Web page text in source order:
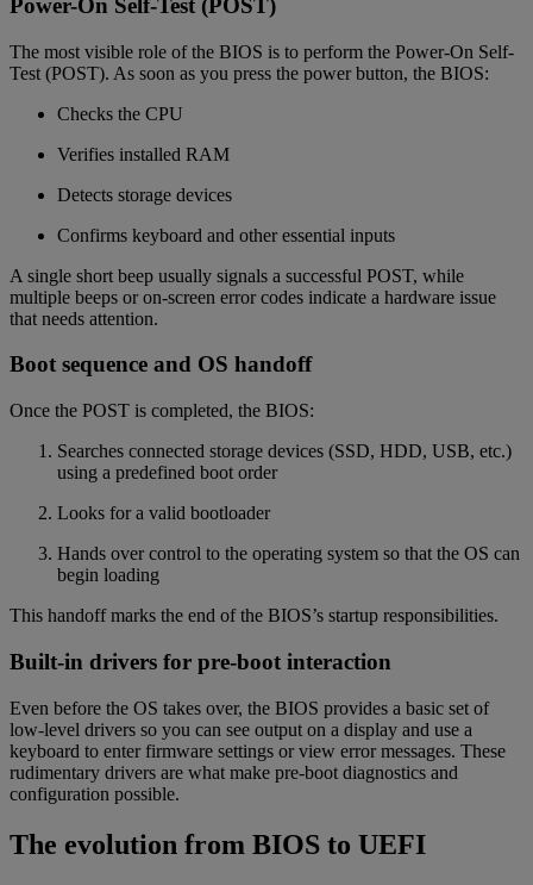
Power-On Self-Test (POST)
The most visible role of the BIOS is to perform the Power-On Self-
Test (POST). As soon as you press the power button, the BIOS:
Checks the CPU
Verifies installed RAM
Detects storage devices
Confirms keyboard and other essential inputs
A single short beep usually signals a successful POST, while
multiple beeps or on-screen error codes indicate a hardware issue
that needs attention.
Boot sequence and OS handoff
Once the POST is completed, the BIOS:
Searches connected storage devices (SSD, HDD, USB, etc.)
using a predefined boot order
Looks for a valid bootloader
Hands over control to the operating system so that the OS can
begin loading
This handoff marks the end of the BIOS’s startup responsibilities.
Built-in drivers for pre-boot interaction
Even before the OS takes over, the BIOS provides a basic set of
low-level drivers so you can see output on a display and use a
keyboard to enter firmware settings or view error messages. These
rudimentary drivers are what make pre-boot diagnostics and
configuration possible.
The evolution from BIOS to UEFI